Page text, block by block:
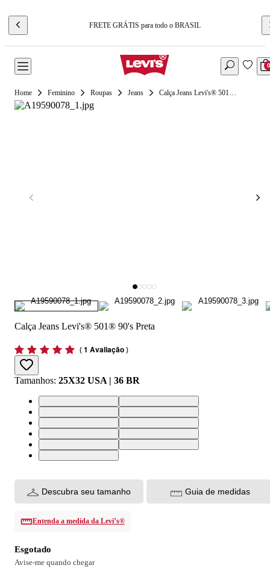
FRETE GRÁTIS para todo o BRASIL
0
Feminino Roupas Jeans Calça Jeans Levi's® 501® 90's Preta
Calça Jeans Levi's® 501® 90's Preta
(1 Avaliação)
Tamanhos: 25X32 USA | 36 BR
25X32 USA | 36 BR26X32 USA | 37 BR
27X32 USA | 38 BR28X32 USA | 39 BR
29X32 USA | 40 BR30X32 USA | 41 BR
31X32 USA | 42 BR32X32 USA | 43 BR
33X32 USA | 44 BR24X32 USA | 34 BR
34X32 USA | 46 BR
Descubra seu tamanho Guia de medidas
Entenda a medida da Levi’s®
Esgotado
Avise-me quando chegar